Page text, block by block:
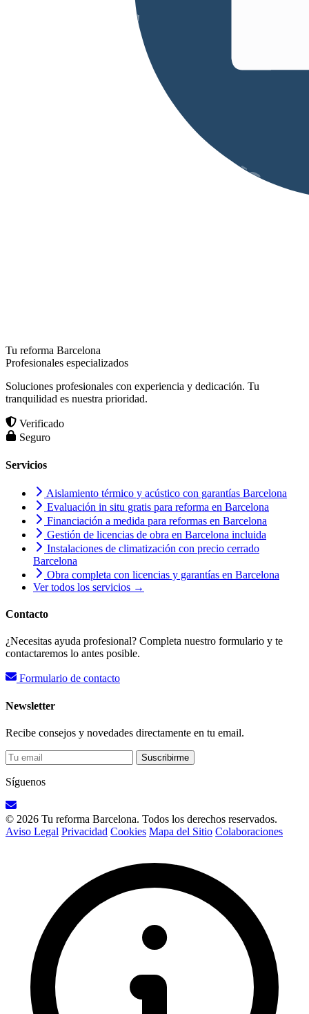
Tu reforma Barcelona
Profesionales especializados
Soluciones profesionales con experiencia y dedicación. Tu
tranquilidad es nuestra prioridad.
Verificado
Seguro
Servicios
Aislamiento térmico y acústico con garantías Barcelona
Evaluación in situ gratis para reforma en Barcelona
Financiación a medida para reformas en Barcelona
Gestión de licencias de obra en Barcelona incluida
Instalaciones de climatización con precio cerrado
Barcelona
Obra completa con licencias y garantías en Barcelona
Ver todos los servicios →
Contacto
¿Necesitas ayuda profesional? Completa nuestro formulario y te
contactaremos lo antes posible.
Formulario de contacto
Newsletter
Recibe consejos y novedades directamente en tu email.
Suscribirme
Síguenos
© 2026 Tu reforma Barcelona. Todos los derechos reservados.
Aviso Legal Privacidad Cookies Mapa del Sitio Colaboraciones